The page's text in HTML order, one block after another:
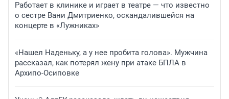
Работает в клинике и играет в театре — что известно
о сестре Вани Дмитриенко, оскандалившейся на
концерте в «Лужниках»
«Нашел Наденьку, а у нее пробита голова». Мужчина
рассказал, как потерял жену при атаке БПЛА в
Архипо-Осиповке